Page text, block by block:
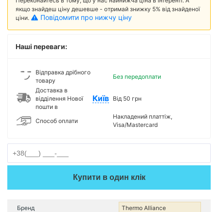
якщо знайдеш ціну дешевше - отримай знижку 5% від знайденої
ціни.
Повідомити про нижчу ціну
Наші переваги:
Відправка дрібного
товару
Без передоплати
Доставка в
відділення Нової
пошти в
Київ Від 50 грн
Способ оплати
Накладений платтіж,
Visa/Mastercard
Купити в один клік
Бренд Thermo Alliance